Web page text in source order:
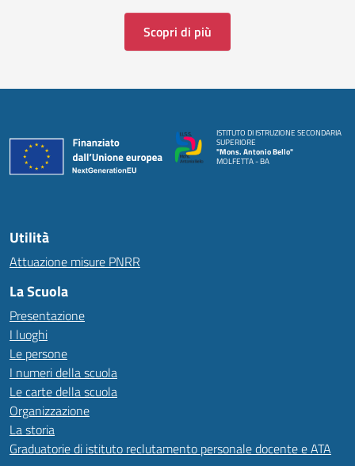
Scopri di più
ISTITUTO DI ISTRUZIONE SECONDARIA
SUPERIORE
"Mons. Antonio Bello"
MOLFETTA - BA
Utilità
Attuazione misure PNRR
La Scuola
Presentazione
I luoghi
Le persone
I numeri della scuola
Le carte della scuola
Organizzazione
La storia
Graduatorie di istituto reclutamento personale docente e ATA